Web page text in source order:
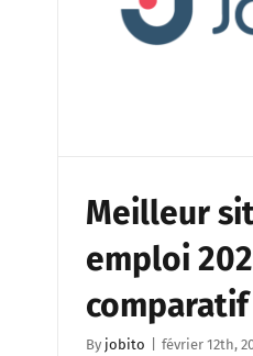
Meilleur
emploi
By jobito février 12th,